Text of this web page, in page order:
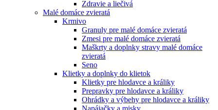
Zdravie a liečivá
Malé domáce zvieratá
Krmivo
Granuly pre malé domáce zvieratá
Zmesi pre malé domáce zvieratá
Maškrty a doplnky stravy malé domáce
zvieratá
Seno
Klietky a doplnky do klietok
Klietky pre hlodavce a králiky
Prepravky pre hlodavce a králiky
Ohrádky a výbehy pre hlodavce a králiky
Napájačky a misky